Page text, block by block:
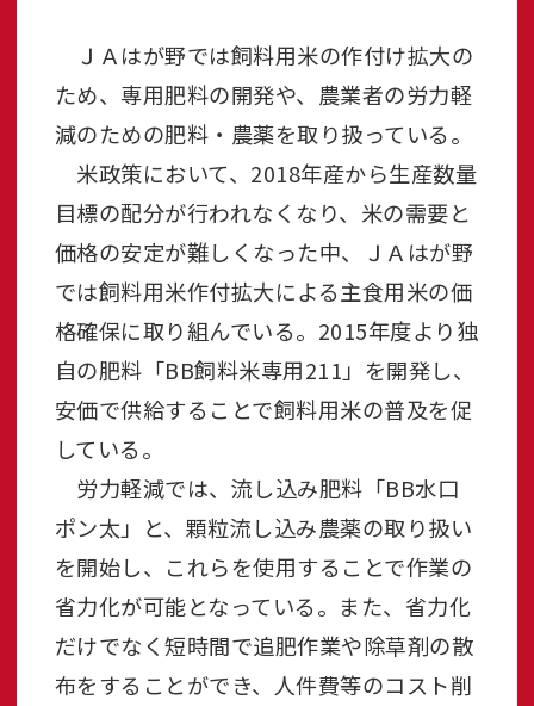
ＪＡはが野では飼料用米の作付け拡大の
ため、専用肥料の開発や、農業者の労力軽
減のための肥料・農薬を取り扱っている。
米政策において、2018年産から生産数量
目標の配分が行われなくなり、米の需要と
価格の安定が難しくなった中、ＪＡはが野
では飼料用米作付拡大による主食用米の価
格確保に取り組んでいる。2015年度より独
自の肥料「BB飼料米専用211」を開発し、
安価で供給することで飼料用米の普及を促
している。
労力軽減では、流し込み肥料「BB水口
ポン太」と、顆粒流し込み農薬の取り扱い
を開始し、これらを使用することで作業の
省力化が可能となっている。また、省力化
だけでなく短時間で追肥作業や除草剤の散
布をすることができ、人件費等のコスト削